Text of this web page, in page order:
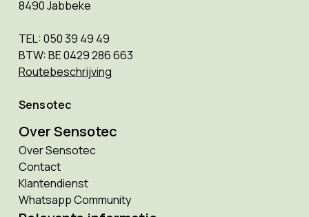
8490 Jabbeke
TEL: 050 39 49 49
BTW: BE 0429 286 663
Routebeschrijving
Sensotec
Over Sensotec
Over Sensotec
Contact
Klantendienst
Whatsapp Community